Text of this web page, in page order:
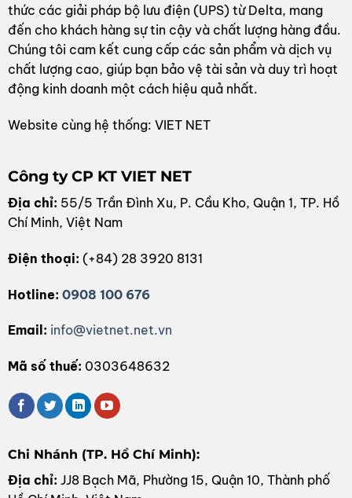
thức các giải pháp bộ lưu điện (UPS) từ Delta, mang
đến cho khách hàng sự tin cậy và chất lượng hàng đầu.
Chúng tôi cam kết cung cấp các sản phẩm và dịch vụ
chất lượng cao, giúp bạn bảo vệ tài sản và duy trì hoạt
động kinh doanh một cách hiệu quả nhất.
Website cùng hệ thống: VIET NET
Công ty CP KT VIET NET
Địa chỉ: 55/5 Trần Đình Xu, P. Cầu Kho, Quận 1, TP. Hồ
Chí Minh, Việt Nam
Điện thoại: (+84) 28 3920 8131
Hotline: 0908 100 676
Email: info@vietnet.net.vn
Mã số thuế: 0303648632
Chi Nhánh (TP. Hồ Chí Minh):
Địa chỉ: JJ8 Bạch Mã, Phường 15, Quận 10, Thành phố